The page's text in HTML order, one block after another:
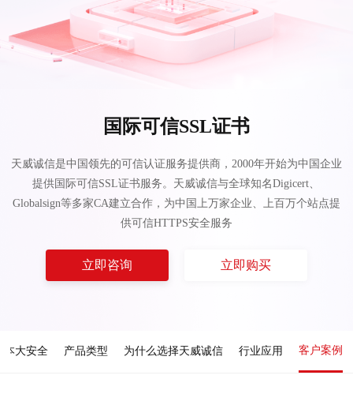
国际可信SSL证书
天威诚信是中国领先的可信认证服务提供商，2000年开始为中国企业
提供国际可信SSL证书服务。天威诚信与全球知名Digicert、
Globalsign等多家CA建立合作，为中国上万家企业、上百万个站点提
供可信HTTPS安全服务
立即咨询 立即购买
本大安全 产品类型 为什么选择天威诚信 行业应用 客户案例